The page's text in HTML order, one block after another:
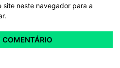
site neste navegador para a